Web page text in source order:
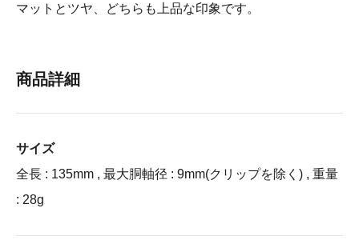
マットとツヤ、どちらも上品な印象です。
商品詳細
サイズ
全長 : 135mm , 最大胴軸径 : 9mm(クリップを除く) , 重量
: 28g